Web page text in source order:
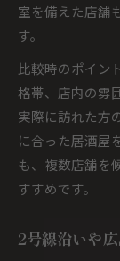
室を備えた店舗
す。
比較時のポイン
格帯、店内の雰
実際に訪れた方
に合った居酒屋
も、複数店舗を
すすめです。
2号線沿いや